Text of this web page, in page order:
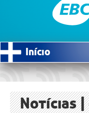
Início
Notícias